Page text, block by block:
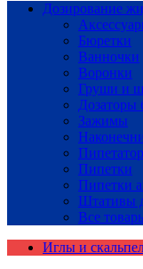
Дозирование
Бюретки
Ванночки
Воронки
Груши и
Дозаторы
Зажимы
Пипетки
Пипетки
Штативы
Все
Иглы и